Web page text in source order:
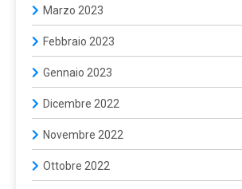
Marzo 2023
Febbraio 2023
Gennaio 2023
Dicembre 2022
Novembre 2022
Ottobre 2022